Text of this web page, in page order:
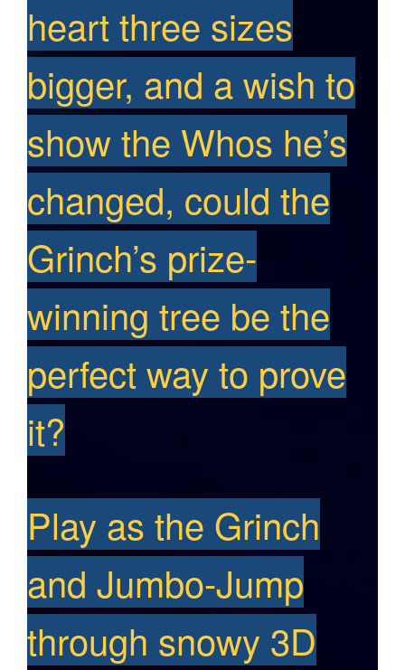
heart three sizes
bigger, and a wish to
show the Whos he’s
changed, could the
Grinch’s prize-
winning tree be the
perfect way to prove
it?
Play as the Grinch
and Jumbo-Jump
through snowy 3D